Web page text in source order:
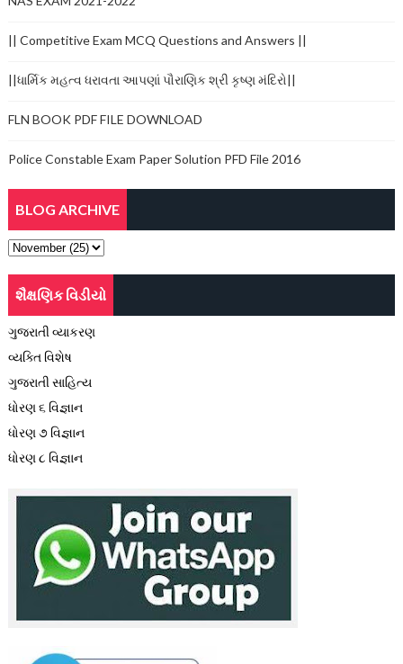
|| Competitive Exam MCQ Questions and Answers ||
||ધાર્મિક મહત્વ ધરાવતા આપણાં પૌરાણિક શ્રી કૃષ્ણ મંદિરો||
FLN BOOK PDF FILE DOWNLOAD
Police Constable Exam Paper Solution PFD File 2016
BLOG ARCHIVE
શૈક્ષણિક વિડીયો
ગુજરાતી વ્યાકરણ
વ્યક્તિ વિશેષ
ગુજરાતી સાહિત્ય
ધોરણ ૬ વિજ્ઞાન
ધોરણ ૭ વિજ્ઞાન
ધોરણ ૮ વિજ્ઞાન